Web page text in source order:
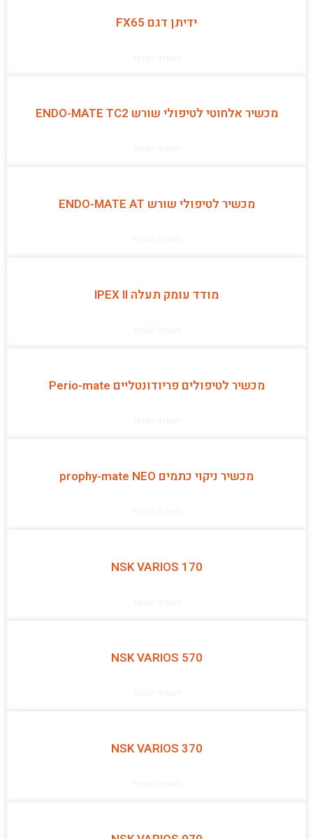
ידיתן דגם FX65
מכשיר אלחוטי לטיפולי שורש ENDO-MATE TC2
מכשיר לטיפולי שורש ENDO-MATE AT
מודד עומק תעלה IPEX II
מכשיר לטיפולים פריודונטליים Perio-mate
מכשיר ניקוי כתמים prophy-mate NEO
NSK VARIOS 170
NSK VARIOS 570
NSK VARIOS 370